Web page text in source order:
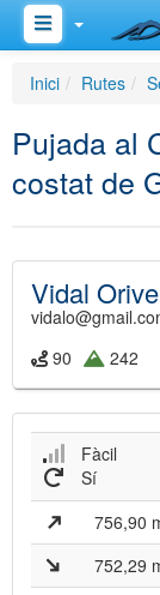
Inici Rutes
Pujada al
costat de
Vidal
90
242
Fàcil
Sí
756,90
752,29